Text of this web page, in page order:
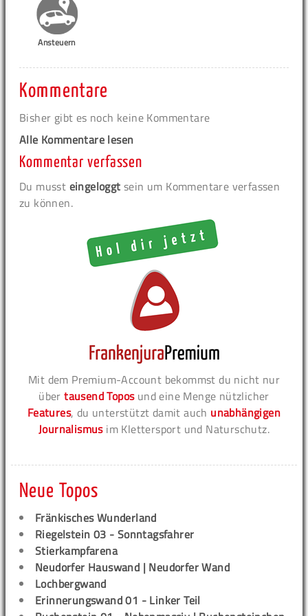
Ansteuern
Kommentare
Bisher gibt es noch keine Kommentare
Alle Kommentare lesen
Kommentar verfassen
Du musst eingeloggt sein um Kommentare verfassen
zu können.
Mit dem Premium-Account bekommst du nicht nur
übertausend Toposund eine Menge nützlicher
Features, du unterstützt damit auch unabhängigen
Journalismusim Klettersport und Naturschutz.
Neue Topos
Fränkisches Wunderland
Riegelstein 03 - Sonntagsfahrer
Stierkampfarena
Neudorfer Hauswand | Neudorfer Wand
Lochbergwand
Erinnerungswand 01 - Linker Teil